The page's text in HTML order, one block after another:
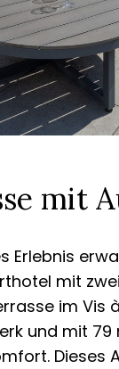
mit
Erlebnis
mit
im Vis
und mit 79
Dieses